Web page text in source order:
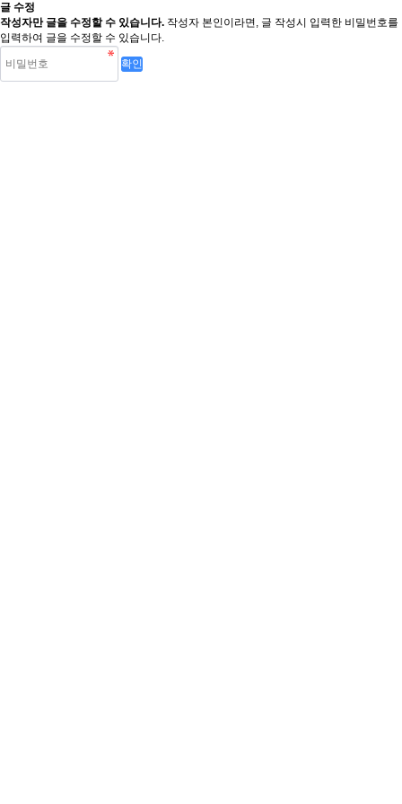
글 수정
작성자만 글을 수정할 수 있습니다. 작성자 본인이라면, 글 작성시 입력한 비밀번호를
입력하여 글을 수정할 수 있습니다.